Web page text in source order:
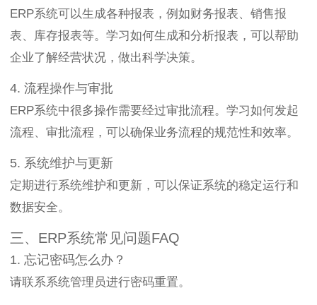
ERP系统可以生成各种报表，例如财务报表、销售报
表、库存报表等。学习如何生成和分析报表，可以帮助
企业了解经营状况，做出科学决策。
4. 流程操作与审批
ERP系统中很多操作需要经过审批流程。学习如何发起
流程、审批流程，可以确保业务流程的规范性和效率。
5. 系统维护与更新
定期进行系统维护和更新，可以保证系统的稳定运行和
数据安全。
三、ERP系统常见问题FAQ
1. 忘记密码怎么办？
请联系系统管理员进行密码重置。